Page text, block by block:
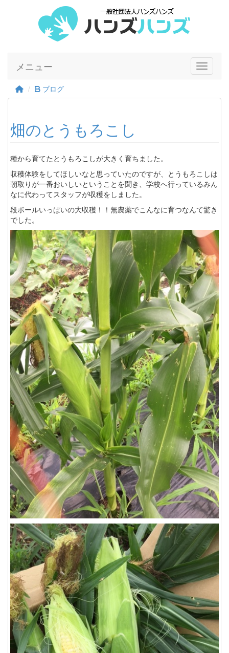
Toggle
メニュー
ブログ
畑のとうもろこし
種から育てたとうもろこしが大きく育ちました。
収穫体験をしてほしいなと思っていたのですが、とうもろこしは
朝取りが一番おいしいということを聞き、学校へ行っているみん
なに代わってスタッフが収穫をしました。
段ボールいっぱいの大収穫！！無農薬でこんなに育つなんて驚き
でした。